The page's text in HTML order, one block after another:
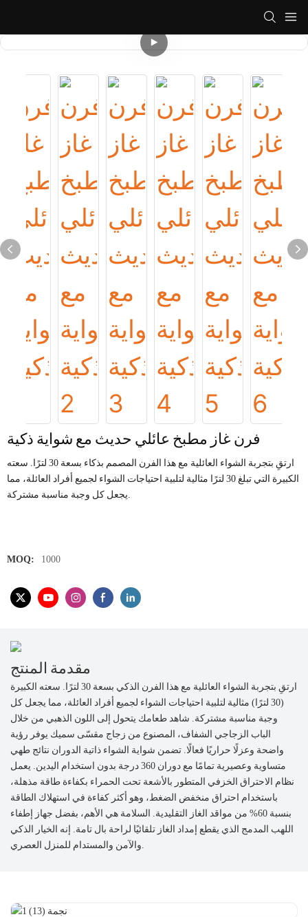
فرن غاز مطبخ عائلي حديث مع شواية ذكية
ارتقِ بتجربة الشواء العائلية مع هذا الفرن المصمم بذكاء بسعة 30 لترًا. سعته
الكبيرة التي تبلغ 30 لترًا مثالية لتلبية احتياجات الشواء لجميع أفراد العائلة، مما
MOQ: 1000
مقدمة المنتج
ارتقِ بتجربة الشواء العائلية مع هذا الفرن الذكي بسعة 30 لترًا. سعته الكبيرة
(30 لترًا) مثالية لتلبية احتياجات الشواء لجميع أفراد العائلة، مما يجعل كل
وجبة مناسبة مشتركة. شاهد طعامك يتحول إلى اللون الذهبي من خلال
الباب الزجاجي الشفاف، المصنوع من زجاج مقسّى سميك يوفر رؤية
واضحة وعزلًا حراريًا فعالًا. تضمن شواية الشواء ذاتية الدوران نتائج طهي
متساوية وعصيرية تمامًا مع دوران 360 درجة بدون استخدام اليدين. يعمل
نظام الاحتراق الخزفي المتطور بالأشعة تحت الحمراء بكفاءة طاقة مذهلة،
باستخدام احتراق منخفض الضغط، وهو أكثر كفاءة في استهلاك الطاقة
بنسبة 60% من مواقد الغاز التقليدية. السلامة هي الأهم، بفضل جهاز إطفاء
اللهب المدمج الذي يقطع إمداد الغاز تلقائيًا لراحة بال تامة. إنه الخيار الذكي
والآمن والمستدام للمنزل العصري.